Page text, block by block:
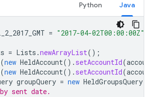
Java
Python
= "2017-04-02T00:00:00Z"
= Lists .newArrayList();
(new HeldAccount(). setAccountId(
(new HeldAccount(). setAccountId(
groupQuery = new HeldGroupsQuery
sent date.